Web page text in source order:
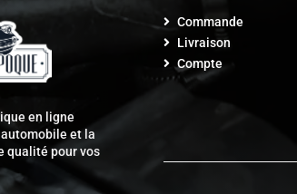
en ligne
et la
qualité pour vos
 Commande
 Livraison
 Compte